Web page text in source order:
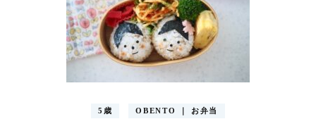
5歳 OBENTO ｜ お弁当